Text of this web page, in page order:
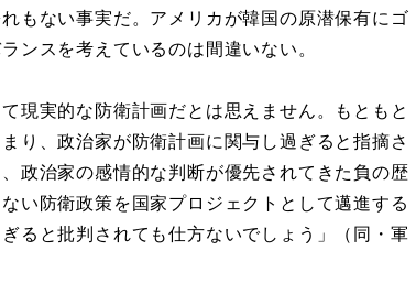
もない事実だ。アメリカが韓国の原潜保有にゴ
ンスを考えているのは間違いない。
現実的な防衛計画だとは思えません。もともと
り、政治家が防衛計画に関与し過ぎると指摘さ
政治家の感情的な判断が優先されてきた負の歴
い防衛政策を国家プロジェクトとして邁進する
ると批判されても仕方ないでしょう」（同・軍